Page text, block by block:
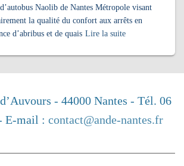
Naolib de Nantes Métropole visant
la qualité du confort aux arrêts en
d’abribus et de quais Lire la suite
- 44000 Nantes - Tél. 06
E-mail : contact@ande-nantes.fr